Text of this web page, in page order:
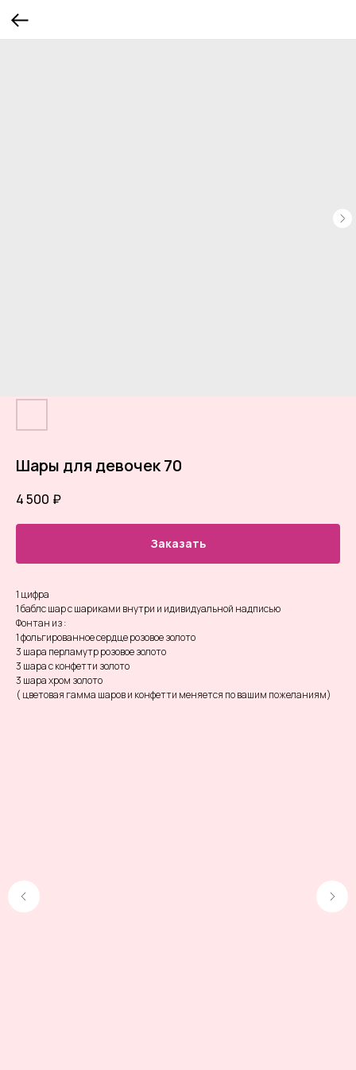
Шары для девочек 70
4 500 ₽
Заказать
1 цифра
1 баблс шар с шариками внутри и идивидуальной надписью
Фонтан из :
1 фольгированное сердце розовое золото
3 шара перламутр розовое золото
3 шара с конфетти золото
3 шара хром золото
( цветовая гамма шаров и конфетти меняется по вашим пожеланиям)